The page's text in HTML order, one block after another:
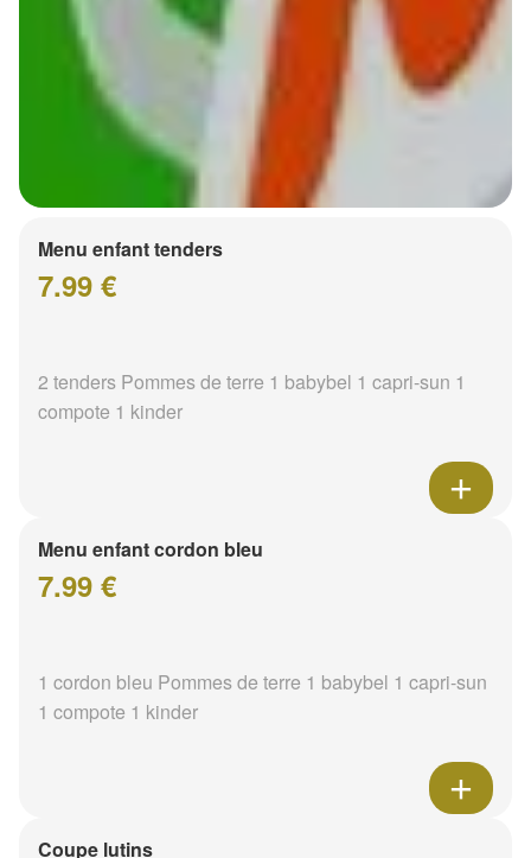
Menu enfant tenders
7.99 €
2 tenders Pommes de terre 1 babybel 1 capri-sun 1
compote 1 kinder
Menu enfant cordon bleu
7.99 €
1 cordon bleu Pommes de terre 1 babybel 1 capri-sun
1 compote 1 kinder
Coupe lutins